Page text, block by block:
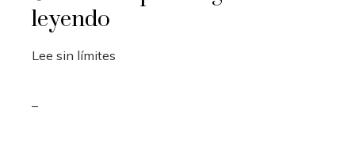
leyendo
Lee sin límites